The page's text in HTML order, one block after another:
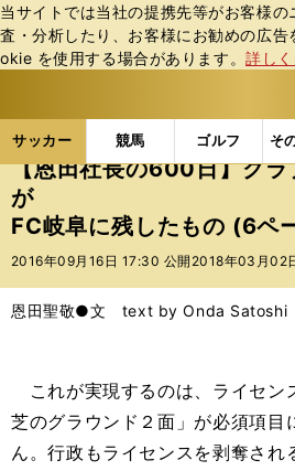
当サイトでは当社の提携先等がお客様の
査・分析したり、お客様にお勧めの広
okie を使⽤する場合があります。詳し
サッカー 競馬 ゴルフ そ
ス
ポ
ル
テ
ー
バ
サッカーの記事一覧 Jリー
【恩田社長の600日】クラ
が
FC岐阜に残したもの (6ペ
2016年09月16日 17:30 公開 2018年03月02
恩田聖敬●文 text by Onda Satoshi
これが実現するのは、ライセン
芝のグラウンド２面」が必須項目
ん。行政もライセンスを剥奪され